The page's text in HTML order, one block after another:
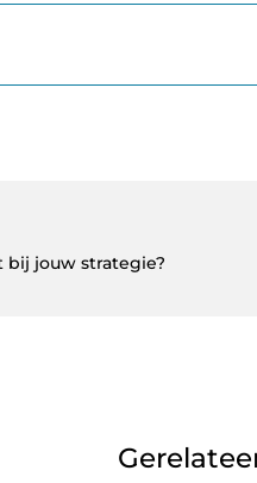
bij jouw strategie?